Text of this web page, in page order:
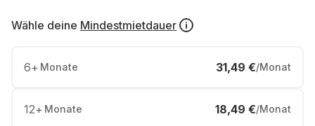
Wähle deine Mindestmietdauer
6+ Monate 31,49 €/Monat
12+ Monate 18,49 €/Monat